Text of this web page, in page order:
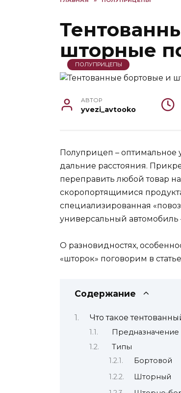
шторные
ПОЛУПРИЦЕПЫ
АВТОР
yvezi_avtooko
Полуприцеп – оптимальное
дальние расстояния.
переправить любой товар
скоропортящимися
специализированная
универсальный
О разновидностях,
«шторок» поговорим в
Содержание
Что такое
Предназначение
Типы
Бортовой
Шторный